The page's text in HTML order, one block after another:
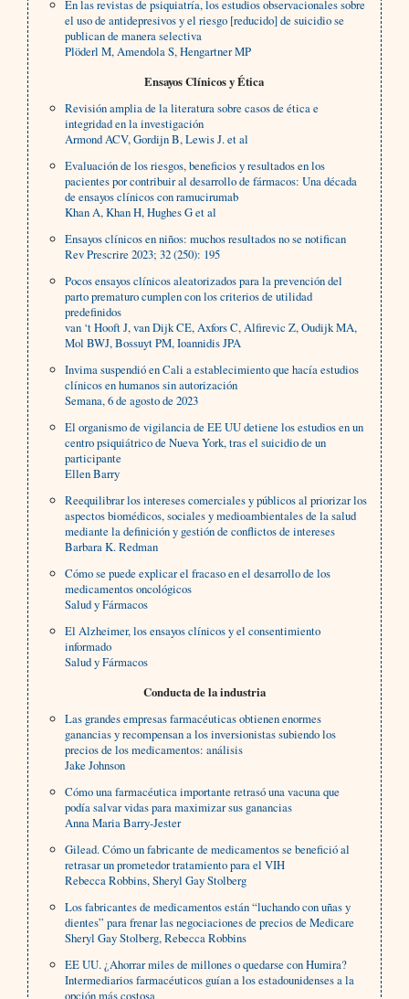
En las revistas de psiquiatría, los estudios observacionales sobre
el uso de antidepresivos y el riesgo [reducido] de suicidio se
publican de manera selectiva
Plöderl M, Amendola S, Hengartner MP
Ensayos Clínicos y Ética
Revisión amplia de la literatura sobre casos de ética e
integridad en la investigación
Armond ACV, Gordijn B, Lewis J. et al
Evaluación de los riesgos, beneficios y resultados en los
pacientes por contribuir al desarrollo de fármacos: Una década
de ensayos clínicos con ramucirumab
Khan A, Khan H, Hughes G et al
Ensayos clínicos en niños: muchos resultados no se notifican
Rev Prescrire 2023; 32 (250): 195
Pocos ensayos clínicos aleatorizados para la prevención del
parto prematuro cumplen con los criterios de utilidad
predefinidos
van ‘t Hooft J, van Dijk CE, Axfors C, Alfirevic Z, Oudijk MA,
Mol BWJ, Bossuyt PM, Ioannidis JPA
Invima suspendió en Cali a establecimiento que hacía estudios
clínicos en humanos sin autorización
Semana, 6 de agosto de 2023
El organismo de vigilancia de EE UU detiene los estudios en un
centro psiquiátrico de Nueva York, tras el suicidio de un
participante
Ellen Barry
Reequilibrar los intereses comerciales y públicos al priorizar los
aspectos biomédicos, sociales y medioambientales de la salud
mediante la definición y gestión de conflictos de intereses
Barbara K. Redman
Cómo se puede explicar el fracaso en el desarrollo de los
medicamentos oncológicos
Salud y Fármacos
El Alzheimer, los ensayos clínicos y el consentimiento
informado
Salud y Fármacos
Conducta de la industria
Las grandes empresas farmacéuticas obtienen enormes
ganancias y recompensan a los inversionistas subiendo los
precios de los medicamentos: análisis
Jake Johnson
Cómo una farmacéutica importante retrasó una vacuna que
podía salvar vidas para maximizar sus ganancias
Anna Maria Barry-Jester
Gilead. Cómo un fabricante de medicamentos se benefició al
retrasar un prometedor tratamiento para el VIH
Rebecca Robbins, Sheryl Gay Stolberg
Los fabricantes de medicamentos están “luchando con uñas y
dientes” para frenar las negociaciones de precios de Medicare
Sheryl Gay Stolberg, Rebecca Robbins
EE UU. ¿Ahorrar miles de millones o quedarse con Humira?
Intermediarios farmacéuticos guían a los estadounidenses a la
opción más costosa